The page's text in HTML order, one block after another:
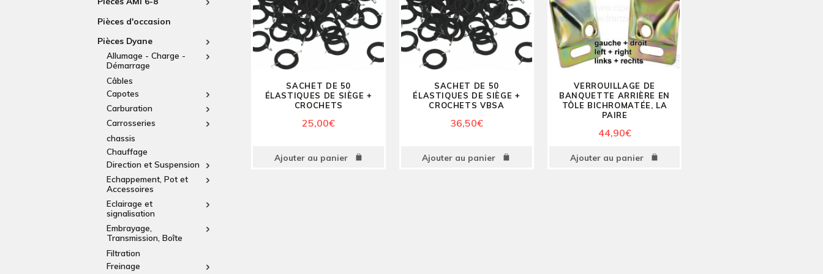
Pièces d'occasion
Pièces Dyane
Allumage - Charge -
Démarrage
Câbles
Capotes
Carburation
Carrosseries
chassis
Chauffage
Direction et Suspension
Echappement, Pot et
Accessoires
Eclairage et
signalisation
Embrayage,
Transmission, Boîte
Filtration
Freinage
SACHET DE 50
ÉLASTIQUES DE SIÈGE +
CROCHETS
25,00€
Ajouter au panier
SACHET DE 50
ÉLASTIQUES DE SIÈGE +
CROCHETS VBSA
36,50€
Ajouter au panier
VERROUILLAGE DE
BANQUETTE ARRIÈRE EN
TÔLE BICHROMATÉE, LA
PAIRE
44,90€
Ajouter au panier